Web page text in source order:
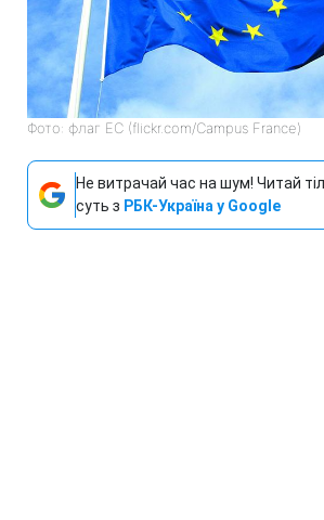
Фото: флаг ЕС (flickr.com/Campus France)
Не витрачай час на шум! Читай
суть з РБК-Україна у Google